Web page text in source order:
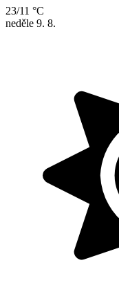
23/11 °C
neděle 9. 8.